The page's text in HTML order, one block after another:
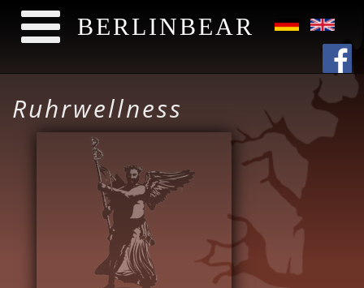
BERLINBEAR
Ruhrwellness